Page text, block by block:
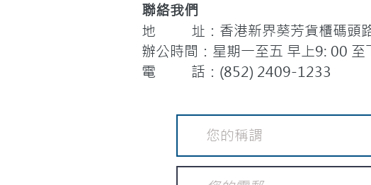
聯絡我們
地 址：香港新界葵芳貨櫃碼頭路
辦公時間：星期一至五 早上9: 00
電 話：(852) 2409-1233